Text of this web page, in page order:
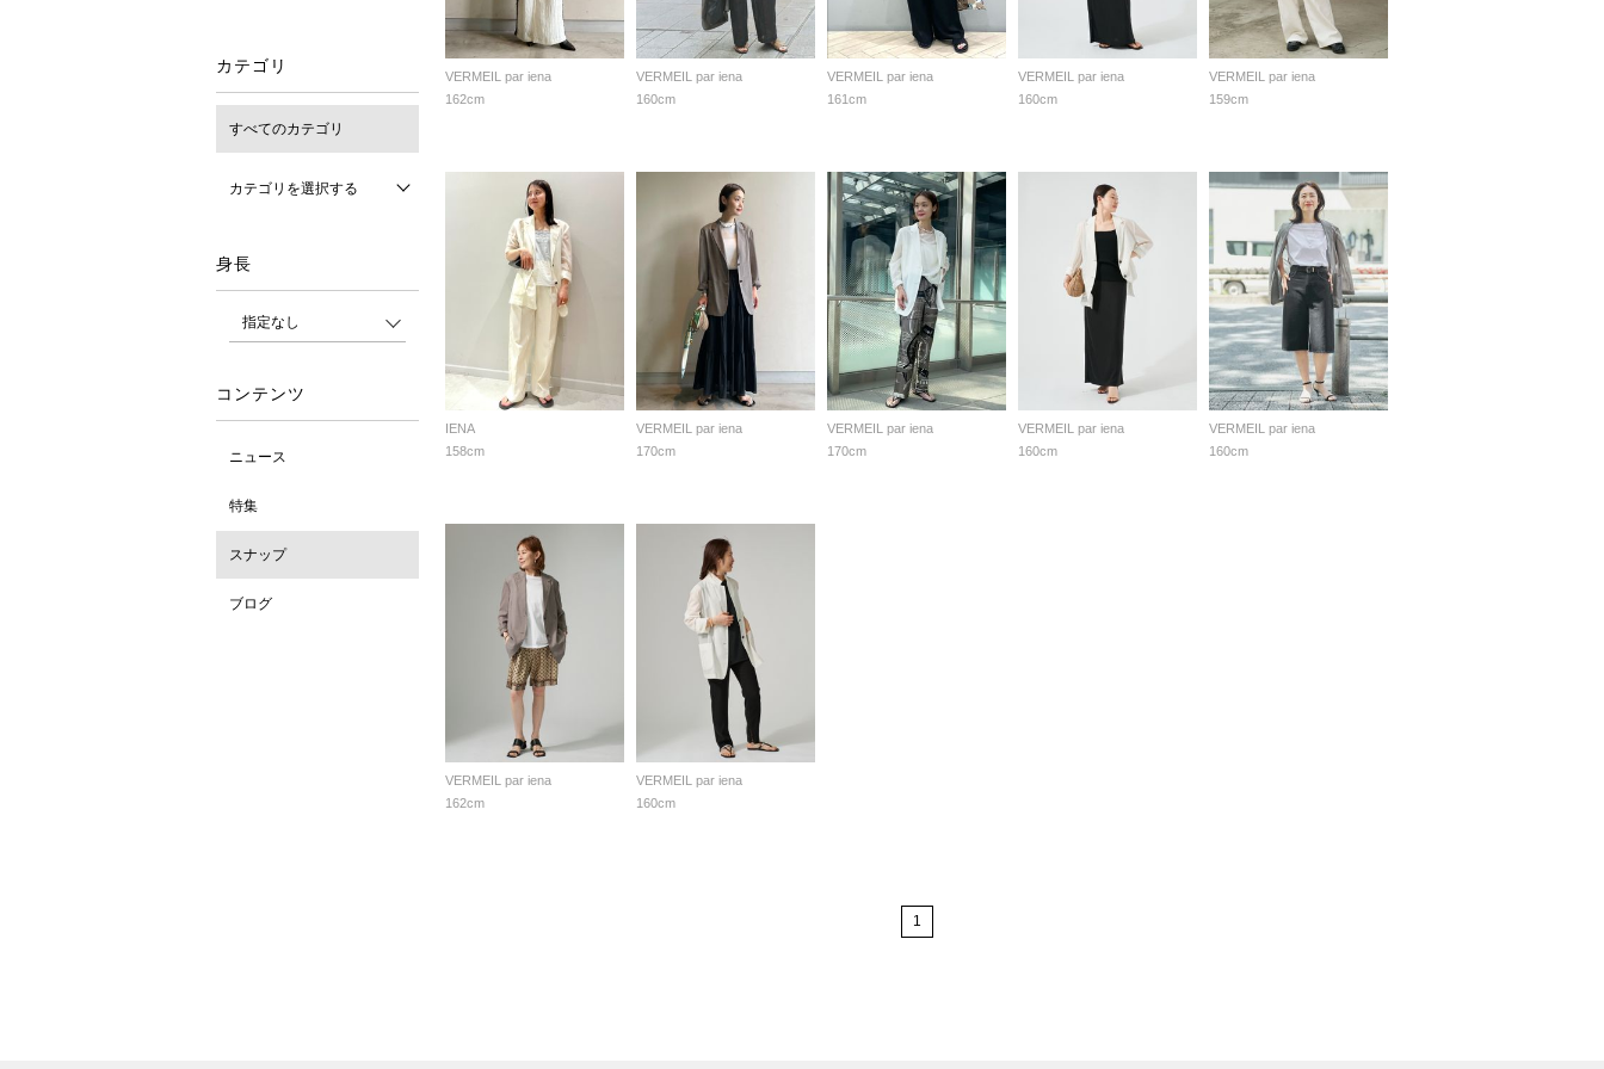
カテゴリ
すべてのカテゴリ
カテゴリを選択する
身長
コンテンツ
ニュース
特集
スナップ
ブログ
VERMEIL par iena
162cm
VERMEIL par iena
160cm
VERMEIL par iena
161cm
VERMEIL par iena
160cm
VERMEIL par iena
159cm
IENA
158cm
VERMEIL par iena
170cm
VERMEIL par iena
170cm
VERMEIL par iena
160cm
VERMEIL par iena
160cm
VERMEIL par iena
162cm
VERMEIL par iena
160cm
1